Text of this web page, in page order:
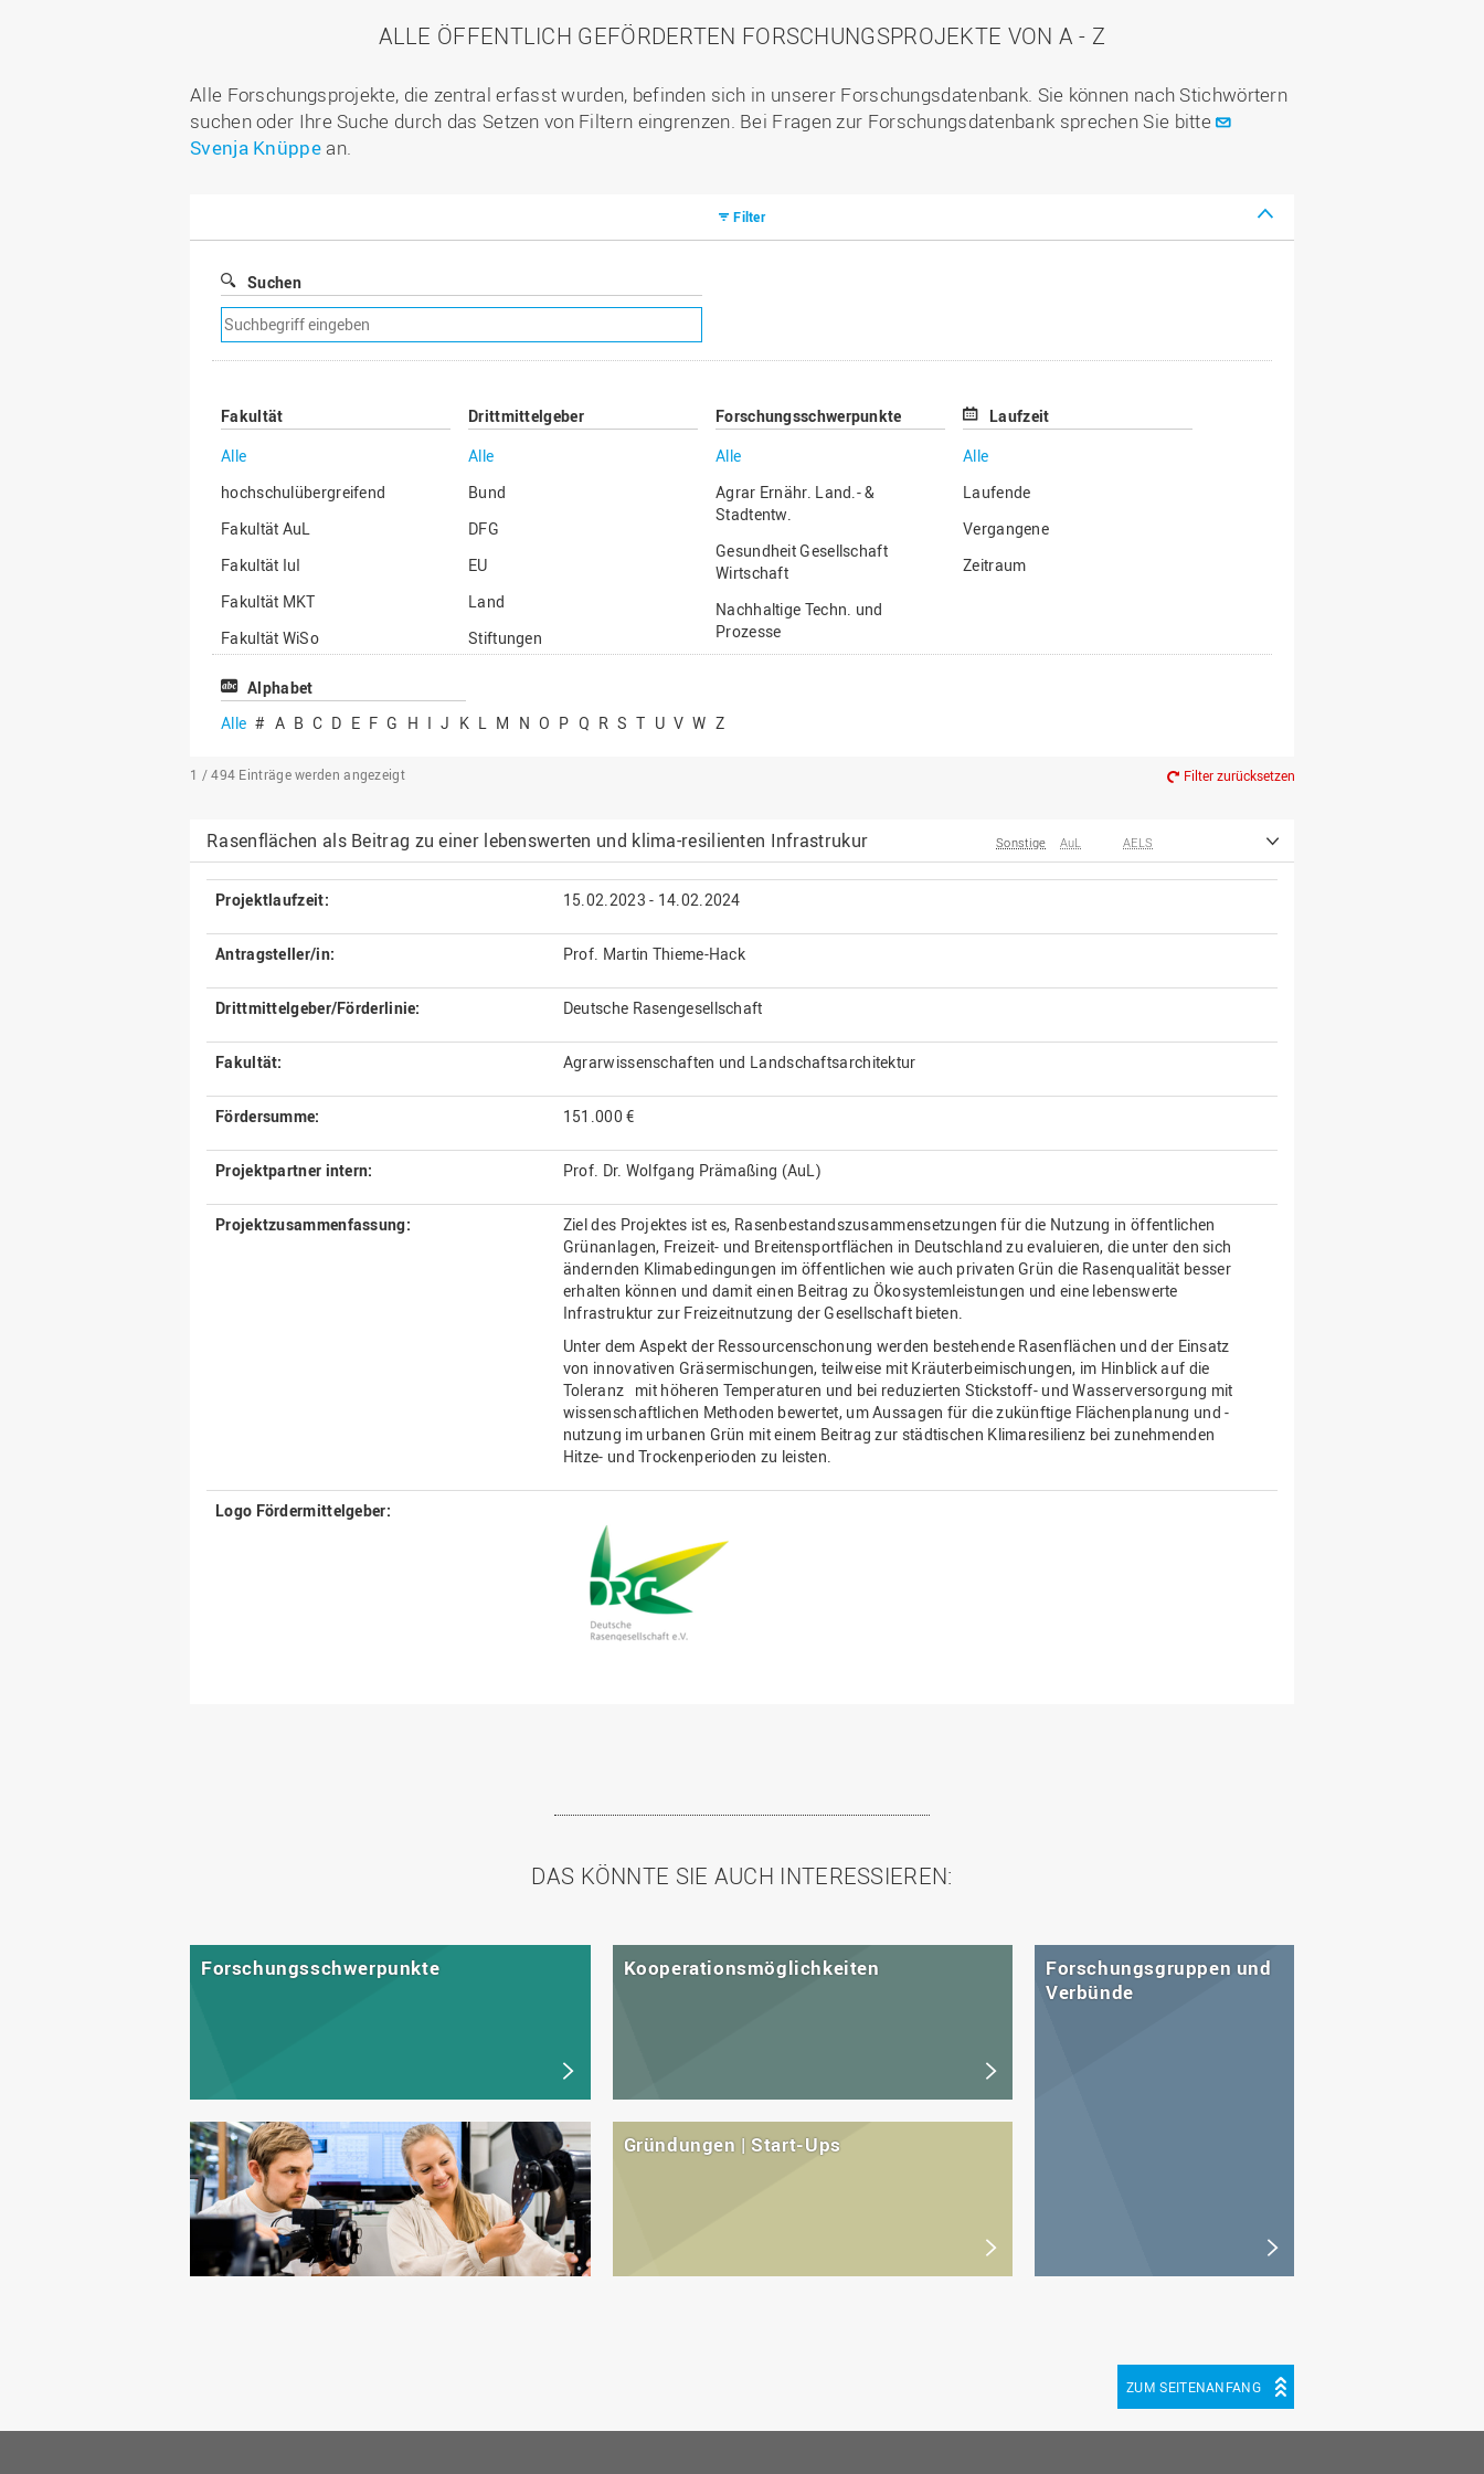
ALLE ÖFFENTLICH GEFÖRDERTEN FORSCHUNGSPROJEKTE VON A - Z
Alle Forschungsprojekte, die zentral erfasst wurden, befinden sich in unserer Forschungsdatenbank. Sie können nach Stichwörtern
suchen oder Ihre Suche durch das Setzen von Filtern eingrenzen. Bei Fragen zur Forschungsdatenbank sprechen Sie bitte
Svenja Knüppean.
Filter
Suchen
Suchfilter
entfernen
Fakultät
Alle
hochschulübergreifend
Fakultät AuL
Fakultät IuI
Fakultät MKT
Fakultät WiSo
Institut für Musik
Drittmittelgeber
Alle
Bund
DFG
EU
Land
Stiftungen
Forschungsschwerpunkte
Alle
Agrar Ernähr. Land.- &
Stadtentw.
Gesundheit Gesellschaft
Wirtschaft
Nachhaltige Techn. und
Prozesse
Laufzeit
Alle
Laufende
Vergangene
Zeitraum
Alphabet
Alle # A B C D E F G H I J K L M N O P Q R S T U V W Z
1 / 494 Einträge werden angezeigt Filter zurücksetzen
Rasenflächen als Beitrag zu einer lebenswerten und klima-resilienten Infrastrukur Sonstige AuL AELS
Projektlaufzeit: 15.02.2023 - 14.02.2024
Antragsteller/in: Prof. Martin Thieme-Hack
Drittmittelgeber/Förderlinie: Deutsche Rasengesellschaft
Fakultät: Agrarwissenschaften und Landschaftsarchitektur
Fördersumme: 151.000 €
Projektpartner intern: Prof. Dr. Wolfgang Prämaßing (AuL)
Projektzusammenfassung:
Ziel des Projektes ist es, Rasenbestandszusammensetzungen für die Nutzung in öffentlichen
Grünanlagen, Freizeit- und Breitensportflächen in Deutschland zu evaluieren, die unter den sich
ändernden Klimabedingungen im öffentlichen wie auch privaten Grün die Rasenqualität besser
erhalten können und damit einen Beitrag zu Ökosystemleistungen und eine lebenswerte
Infrastruktur zur Freizeitnutzung der Gesellschaft bieten.
Unter dem Aspekt der Ressourcenschonung werden bestehende Rasenflächen und der Einsatz
von innovativen Gräsermischungen, teilweise mit Kräuterbeimischungen, im Hinblick auf die
Toleranz mit höheren Temperaturen und bei reduzierten Stickstoff- und Wasserversorgung mit
wissenschaftlichen Methoden bewertet, um Aussagen für die zukünftige Flächenplanung und -
nutzung im urbanen Grün mit einem Beitrag zur städtischen Klimaresilienz bei zunehmenden
Hitze- und Trockenperioden zu leisten.
Logo Fördermittelgeber:
DAS KÖNNTE SIE AUCH INTERESSIEREN:
Forschungsschwerpunkte Kooperationsmöglichkeiten
Gründungen | Start-Ups
Forschungsgruppen und
Verbünde
ZUM SEITENANFANG